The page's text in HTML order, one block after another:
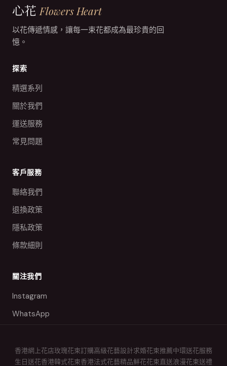
心花 Flowers Heart
以花傳遞情感，讓每一束花都成為最珍貴的回
憶。
探索
精選系列
關於我們
運送服務
常見問題
客戶服務
聯絡我們
退換政策
隱私政策
條款細則
關注我們
Instagram
WhatsApp
香港網上花店玫瑰花束訂購高級花藝設計求婚花束推薦中環送花服務
生日送花香港韓式花束香港法式花藝精品鮮花花束直送浪漫花束送禮